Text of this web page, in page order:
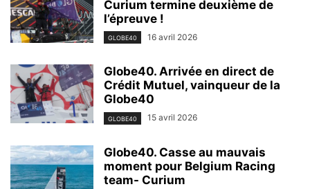
Curium termine deuxième de
l’épreuve !
GLOBE40 16 avril 2026
Globe40. Arrivée en direct de
Crédit Mutuel, vainqueur de la
Globe40
GLOBE40 15 avril 2026
Globe40. Casse au mauvais
moment pour Belgium Racing
team- Curium